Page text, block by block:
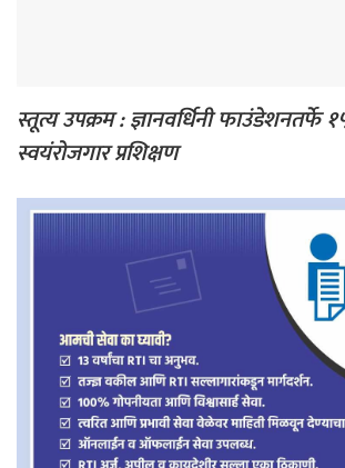
स्तूत्य उपक्रम : ज्ञानवर्धिनी फाउंडेशनतर्फे
स्वयंरोजगार प्रशिक्षण